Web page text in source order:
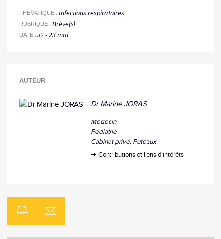
THÉMATIQUE Infections respiratoires
RUBRIQUE Brève(s)
DATE J2 - 23 mai
AUTEUR
Dr Marine JORAS
Médecin
Pédiatrie
Cabinet privé Puteaux
Contributions et liens d’intérêts